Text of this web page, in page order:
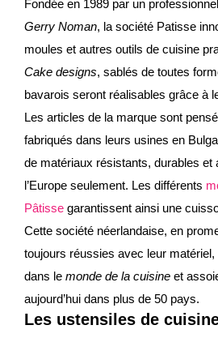
Fondée en 1989 par un
Gerry Noman, la société Patisse
moules et autres outils de cuisine
Cake designs, sablés de toutes
bavarois seront réalisables grâce à
Les articles de la marque sont
fabriqués dans leurs usines en
de matériaux résistants, durables et
l’Europe seulement. Les différents
Pâtisse garantissent ainsi une
Cette société néerlandaise, en
toujours réussies avec leur matériel,
dans le monde de la cuisine et
aujourd’hui dans plus de 50 pays.
Les ustensiles de